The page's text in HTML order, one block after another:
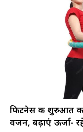
फिटनेस की शुरुआत
वजन, बढ़ाएं ऊर्जा-